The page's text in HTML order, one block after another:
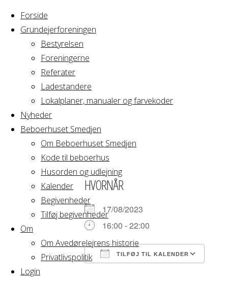
Forside
Grundejerforeningen
Bestyrelsen
Foreningerne
Referater
Ladestandere
Lokalplaner, manualer og farvekoder
Nyheder
Beboerhuset Smedjen
Om Beboerhuset Smedjen
Kode til beboerhus
Husorden og udlejning
Kalender
Begivenheder
Tilføj begivenheder
Om
Om Avedørelejrens historie
Privatlivspolitik
Login
Home
Arrangement
GRAVL
bestyrelsesmøde
GRAVL
HVORNÅR
17/08/2023
16:00 - 22:00
TILFØJ TIL KALENDER